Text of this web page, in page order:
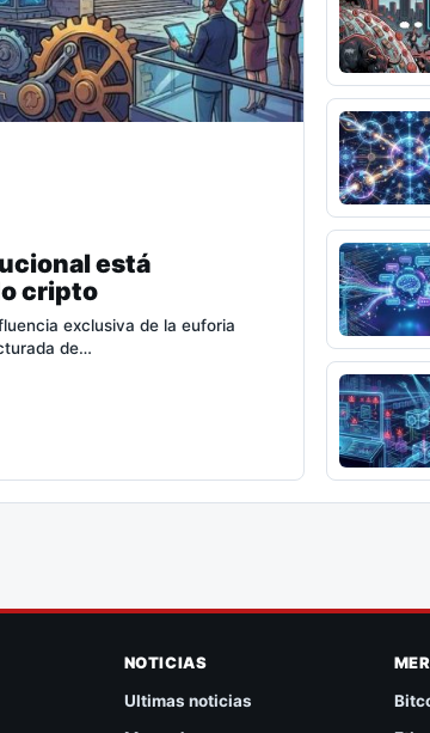
está
cripto
exclusiva de la euforia
de…
NOTICIAS
Ultimas noticias